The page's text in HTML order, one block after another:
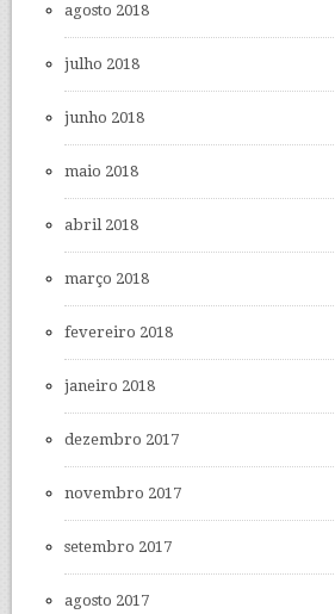
agosto 2018
julho 2018
junho 2018
maio 2018
abril 2018
março 2018
fevereiro 2018
janeiro 2018
dezembro 2017
novembro 2017
setembro 2017
agosto 2017